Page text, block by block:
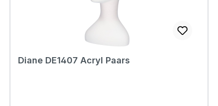
Diane DE1407 Acryl Paars